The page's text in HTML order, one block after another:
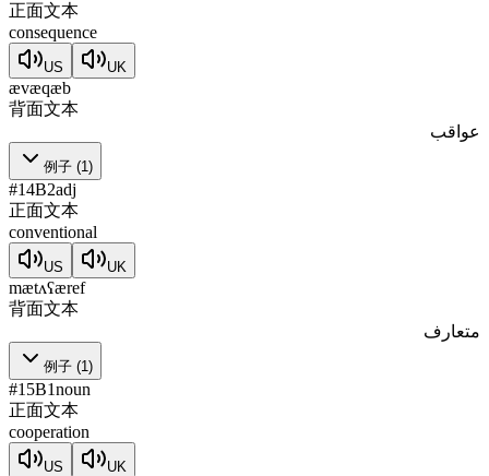
正面文本
consequence
US UK
ævæqæb
背面文本
عواقب
例子 (1)
#14B2adj
正面文本
conventional
US UK
mætʌʕæref
背面文本
متعارف
例子 (1)
#15B1noun
正面文本
cooperation
US UK